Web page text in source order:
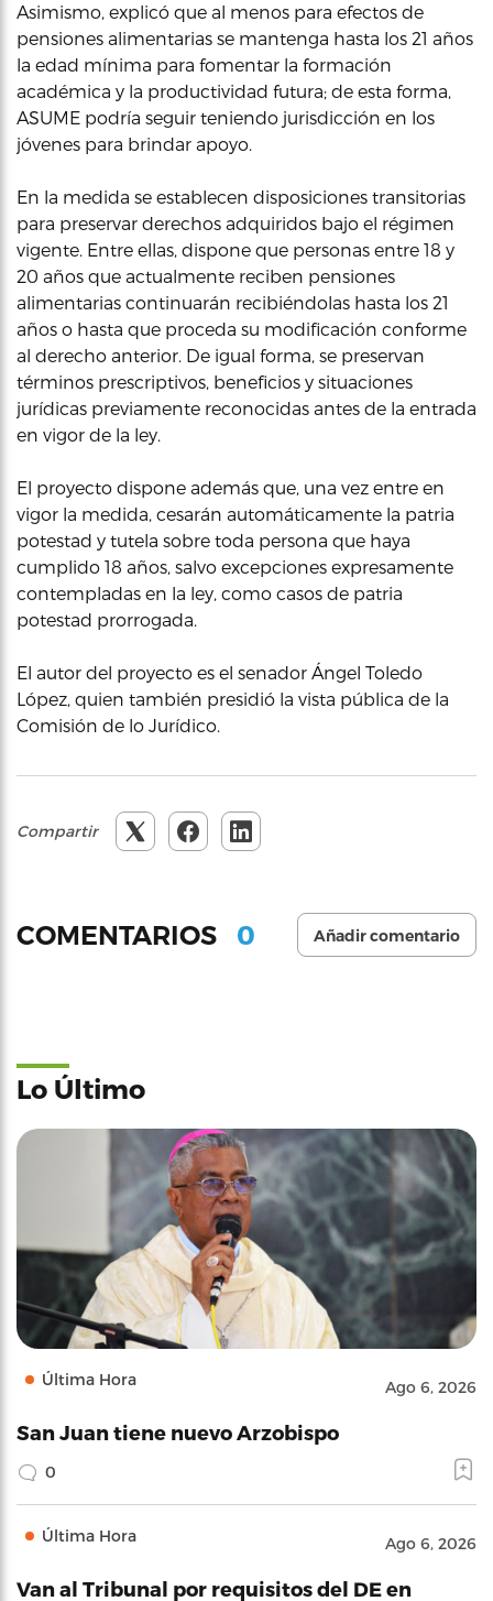
Asimismo, explicó que al menos para efectos de
pensiones alimentarias se mantenga hasta los 21 años
la edad mínima para fomentar la formación
académica y la productividad futura; de esta forma,
ASUME podría seguir teniendo jurisdicción en los
jóvenes para brindar apoyo.
En la medida se establecen disposiciones transitorias
para preservar derechos adquiridos bajo el régimen
vigente. Entre ellas, dispone que personas entre 18 y
20 años que actualmente reciben pensiones
alimentarias continuarán recibiéndolas hasta los 21
años o hasta que proceda su modificación conforme
al derecho anterior. De igual forma, se preservan
términos prescriptivos, beneficios y situaciones
jurídicas previamente reconocidas antes de la entrada
en vigor de la ley.
El proyecto dispone además que, una vez entre en
vigor la medida, cesarán automáticamente la patria
potestad y tutela sobre toda persona que haya
cumplido 18 años, salvo excepciones expresamente
contempladas en la ley, como casos de patria
potestad prorrogada.
El autor del proyecto es el senador Ángel Toledo
López, quien también presidió la vista pública de la
Comisión de lo Jurídico.
Compartir
COMENTARIOS 0 Añadir comentario
Lo Último
Última Hora Ago 6, 2026
San Juan tiene nuevo Arzobispo
0
Última Hora Ago 6, 2026
Van al Tribunal por requisitos del DE en